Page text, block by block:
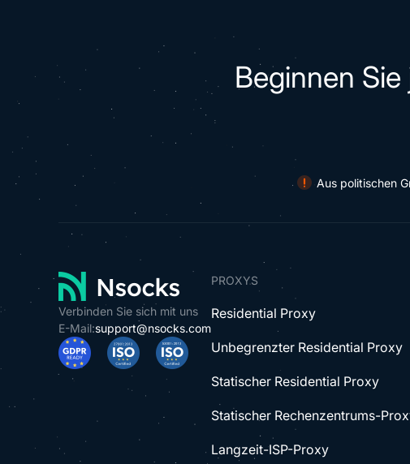
AdsPower: Antidetect Browser
DuoPlus
Vmcard Virtual Card
Beginnen
Aus politischen
Verbinden Sie sich mit uns
E-Mail:support@nsocks.com
PROXYS
Residential Proxy
Unbegrenzter Residential Proxy
Statischer Residential Proxy
Statischer Rechenzentrums-
Langzeit-ISP-Proxy